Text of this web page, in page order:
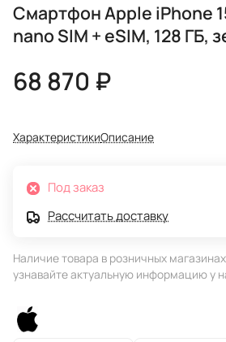
Смартфон Apple iPhone
nano SIM + eSIM, 128 ГБ,
68 870 ₽
ХарактеристикиОписание
Под заказ
Рассчитать доставку
Наличие товара в розничных
узнавайте актуальную информацию у